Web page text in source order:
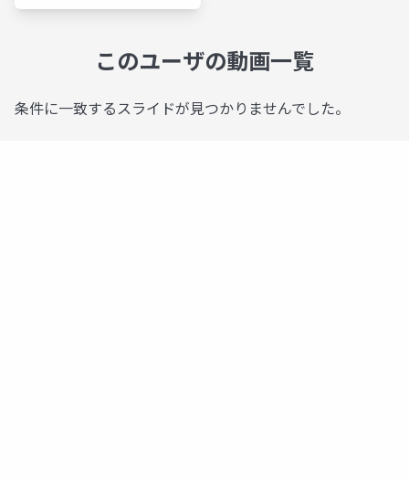
このユーザの動画一覧
条件に一致するスライドが見つかりませんでした。